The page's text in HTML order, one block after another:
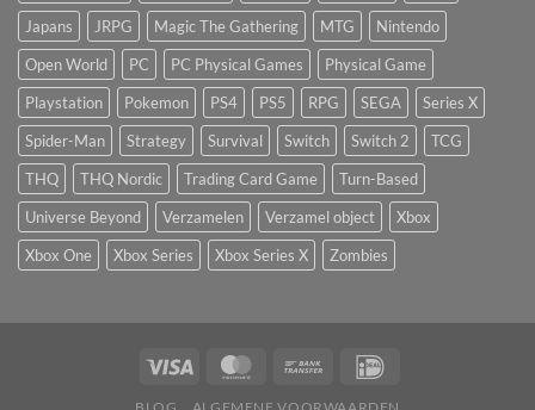
Japans
JRPG Magic The Gathering MTG
Nintendo
Open World
PC PC Physical Games
Physical Game
Playstation
Pokemon PS4 PS5 RPG SEGA
Series X
Spider-Man
Strategy Survival Switch Switch 2
TCG
THQ
THQ Nordic Trading Card Game
Turn-Based
Universe Beyond
Verzamelen Verzamel object
Xbox
Xbox One
Xbox Series Xbox Series X Zombies